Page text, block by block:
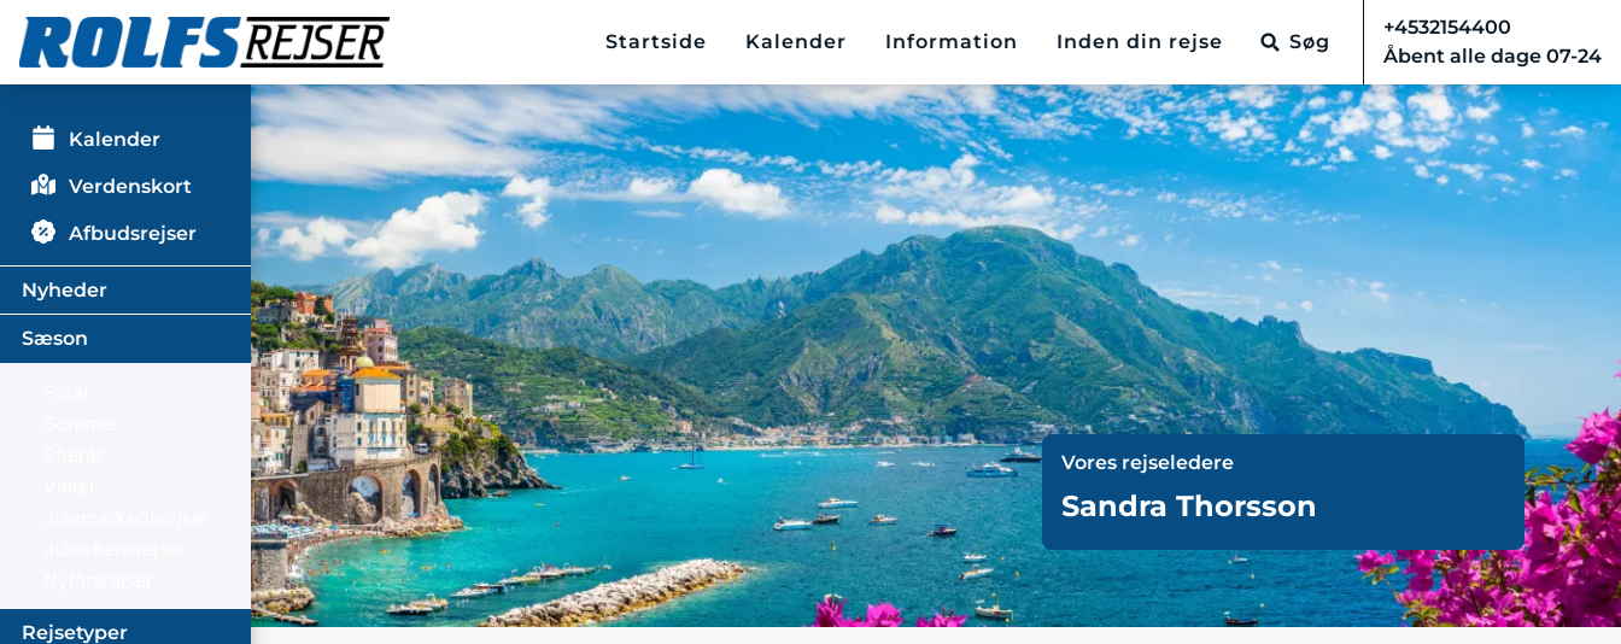
Startside Kalender Information Inden din rejse Søg
+4532154400
Åbent alle dage 07-24
Kalender
Verdenskort
Afbudsrejser
Nyheder
Sæson
Rejsetyper
Vores rejseledere
Sandra Thorsson